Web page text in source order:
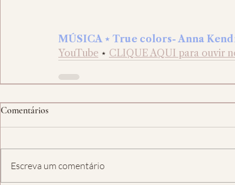
MÚSICA ⋆ True colors- Anna
YouTube ⋆ CLIQUE AQUI para ouvir
Comentários
Escreva um comentário